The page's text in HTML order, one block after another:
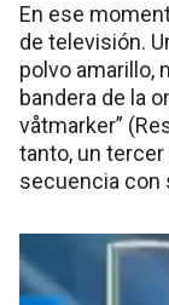
En ese
de televisión.
polvo amarillo,
bandera de la
våtmarker”
tanto, un
secuencia con